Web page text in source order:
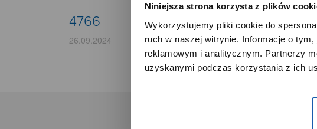
Niniejsza strona korzysta z plików
Wykorzystujemy pliki cookie do
ruch w naszej witrynie. Informacje o
reklamowym i analitycznym. Partnerzy
uzyskanymi podczas korzystania z ich
4766
26.09.2024
Używamy